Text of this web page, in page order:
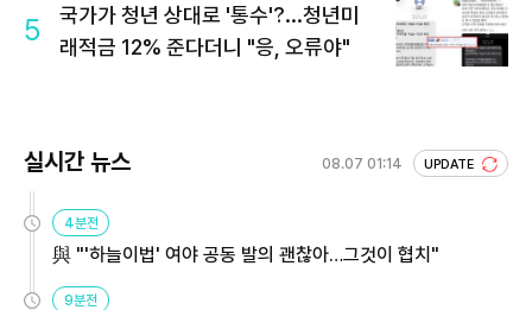
5
국가가 청년 상대로 '통수'?...청년미
래적금 12% 준다더니 "응, 오류야"
실시간 뉴스 08.07 01:14 UPDATE
4분전
與 "'하늘이법' 여야 공동 발의 괜찮아…그것이 협치"
9분전